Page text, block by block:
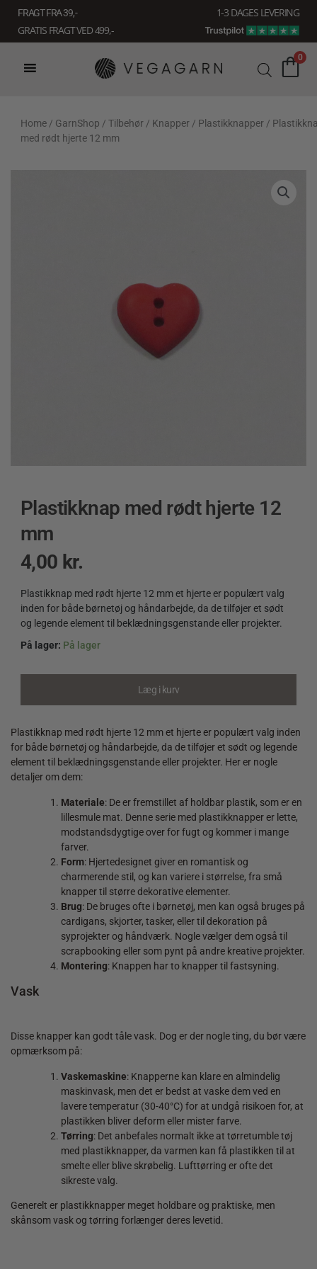
indholdet
FRAGT FRA 39, -
1-3 DAGES LEVERING
GRATIS FRAGT VED 499,-
0
Home / GarnShop / Tilbehør / Knapper / Plastikknapper /
med rødt hjerte 12 mm
Plastikknap med rødt hjerte 12
mm
4,00 kr.
Plastikknap med rødt hjerte 12 mm et hjerte er populært valg
inden for både børnetøj og håndarbejde, da de tilføjer et sødt
og legende element til beklædningsgenstande eller projekter.
På lager: På lager
Plastikknap
mm
quantity
Læg i kurv
Plastikknap med rødt hjerte 12 mm et hjerte er populært valg inden
for både børnetøj og håndarbejde, da de tilføjer et sødt og legende
element til beklædningsgenstande eller projekter. Her er nogle
detaljer om dem:
Materiale: De er fremstillet af holdbar plastik, som er en
lillesmule mat. Denne serie med plastikknapper er lette,
modstandsdygtige over for fugt og kommer i mange
farver.
Form: Hjertedesignet giver en romantisk og
charmerende stil, og kan variere i størrelse, fra små
knapper til større dekorative elementer.
Brug: De bruges ofte i børnetøj, men kan også bruges på
cardigans, skjorter, tasker, eller til dekoration på
syprojekter og håndværk. Nogle vælger dem også til
scrapbooking eller som pynt på andre kreative projekter.
Montering: Knappen har to knapper til fastsyning.
Vask
Disse knapper kan godt tåle vask. Dog er der nogle ting, du bør være
opmærksom på:
Vaskemaskine: Knapperne kan klare en almindelig
maskinvask, men det er bedst at vaske dem ved en
lavere temperatur (30-40°C) for at undgå risikoen for, at
plastikken bliver deform eller mister farve.
Tørring: Det anbefales normalt ikke at tørretumble tøj
med plastikknapper, da varmen kan få plastikken til at
smelte eller blive skrøbelig. Lufttørring er ofte det
sikreste valg.
Generelt er plastikknapper meget holdbare og praktiske, men
skånsom vask og tørring forlænger deres levetid.